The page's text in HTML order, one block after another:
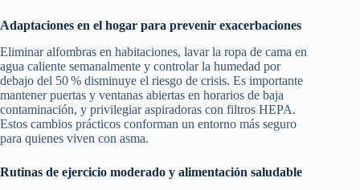
Adaptaciones en el hogar para prevenir exacerbaciones
Eliminar alfombras en habitaciones, lavar la ropa de cama en
agua caliente semanalmente y controlar la humedad por
debajo del 50 % disminuye el riesgo de crisis. Es importante
mantener puertas y ventanas abiertas en horarios de baja
contaminación, y privilegiar aspiradoras con filtros HEPA.
Estos cambios prácticos conforman un entorno más seguro
para quienes viven con asma.
Rutinas de ejercicio moderado y alimentación saludable